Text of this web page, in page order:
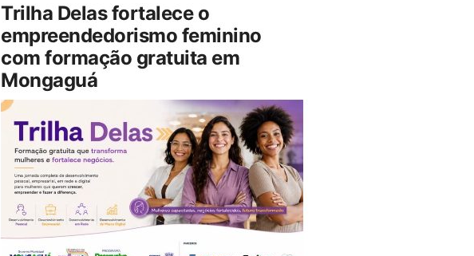
Trilha Delas fortalece o
empreendedorismo feminino
com formação gratuita em
Mongaguá